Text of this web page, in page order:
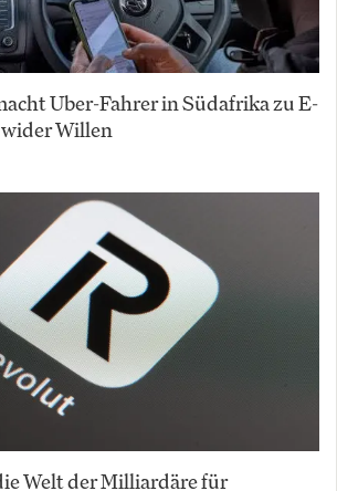
Uber-Fahrer in Südafrika zu E-
Willen
Welt der Milliardäre für